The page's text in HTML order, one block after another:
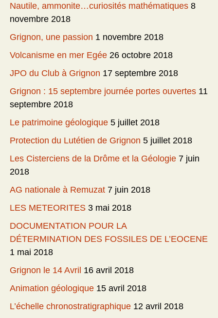
Nautile, ammonite…curiosités mathématiques 8
novembre 2018
Grignon, une passion 1 novembre 2018
Volcanisme en mer Egée 26 octobre 2018
JPO du Club à Grignon 17 septembre 2018
Grignon : 15 septembre journée portes ouvertes 11
septembre 2018
Le patrimoine géologique 5 juillet 2018
Protection du Lutétien de Grignon 5 juillet 2018
Les Cisterciens de la Drôme et la Géologie 7 juin
2018
AG nationale à Remuzat 7 juin 2018
LES METEORITES 3 mai 2018
DOCUMENTATION POUR LA
DÉTERMINATION DES FOSSILES DE L’EOCENE
1 mai 2018
Grignon le 14 Avril 16 avril 2018
Animation géologique 15 avril 2018
L’échelle chronostratigraphique 12 avril 2018